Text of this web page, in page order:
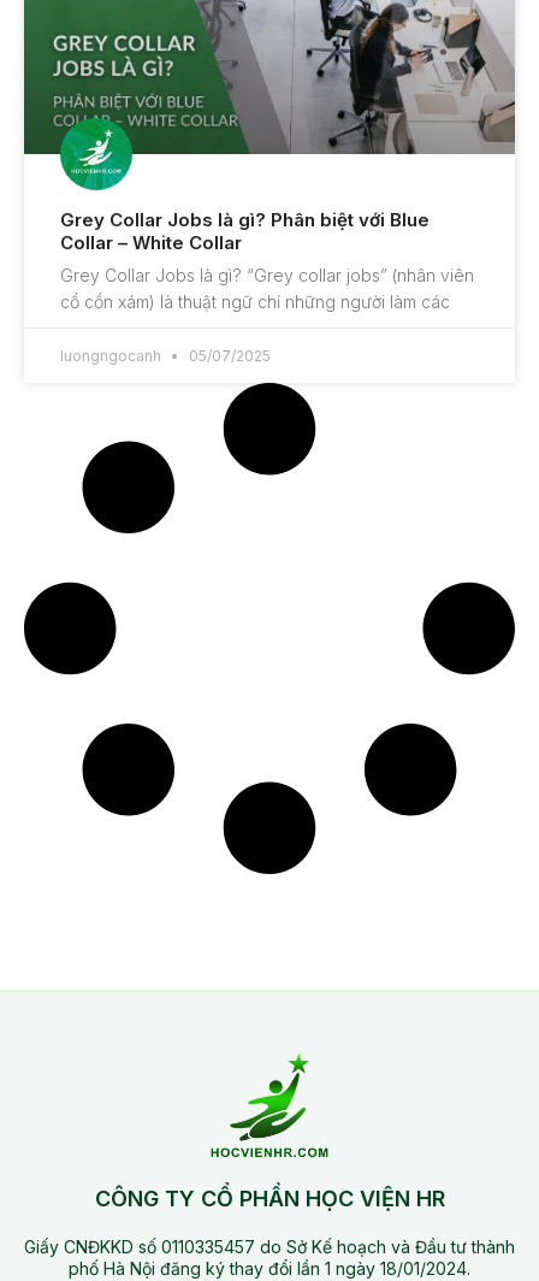
Grey Collar Jobs là gì? Phân biệt với Blue
Collar – White Collar
Grey Collar Jobs là gì? “Grey collar jobs” (nhân viên
cổ cồn xám) là thuật ngữ chỉ những người làm các
luongngocanh 05/07/2025
CÔNG TY CỔ PHẦN HỌC VIỆN HR
Giấy CNĐKKD số 0110335457 do Sở Kế hoạch và Đầu tư thành
phố Hà Nội đăng ký thay đổi lần 1 ngày 18/01/2024.